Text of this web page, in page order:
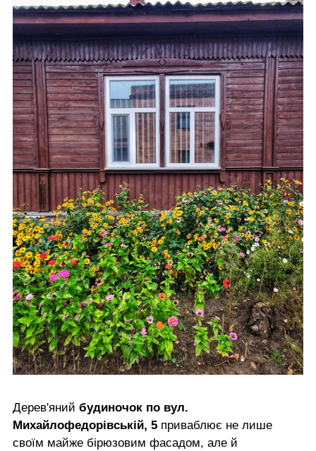
Дерев'яний будиночок по вул.
Михайлофедорівській, 5 приваблює не лише
своїм майже бірюзовим фасадом, але й